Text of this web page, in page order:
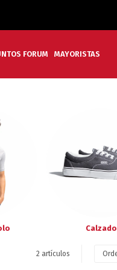
FORUM MAYORISTAS
Calzado
2 artículos